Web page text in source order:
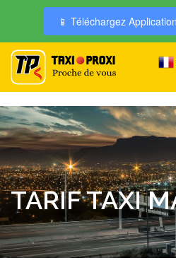
📱 Téléchargez
TARIF TAXI